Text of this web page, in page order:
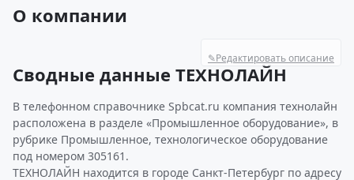
О компании
✎Редактировать описание
Сводные данные ТЕХНОЛАЙН
В телефонном справочнике Spbcat.ru компания технолайн
расположена в разделе «Промышленное оборудование», в
рубрике Промышленное, технологическое оборудование
под номером 305161.
ТЕХНОЛАЙН находится в городе Санкт-Петербург по адресу